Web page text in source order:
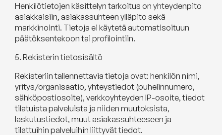
Henkilötietojen käsittelyn tarkoitus on yhteydenpito
asiakkaisiin, asiakassuhteen ylläpito sekä
markkinointi. Tietoja ei käytetä automatisoituun
päätöksentekoon tai profilointiin.
5. Rekisterin tietosisältö
Rekisteriin tallennettavia tietoja ovat: henkilön nimi,
yritys/organisaatio, yhteystiedot (puhelinnumero,
sähköpostiosoite), verkkoyhteyden IP-osoite, tiedot
tilatuista palveluista ja niiden muutoksista,
laskutustiedot, muut asiakassuhteeseen ja
tilattuihin palveluihin liittyvät tiedot.